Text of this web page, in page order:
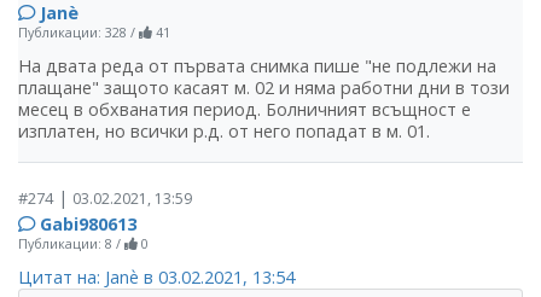
Janѐ
Публикации: 328 / 41
На двата реда от първата снимка пише "не подлежи на
плащане" защото касаят м. 02 и няма работни дни в този
месец в обхванатия период. Болничният всъщност е
изплатен, но всички р.д. от него попадат в м. 01.
#274| 03.02.2021, 13:59
Gabi980613
Публикации: 8 / 0
Цитат на: Janѐ в 03.02.2021, 13:54